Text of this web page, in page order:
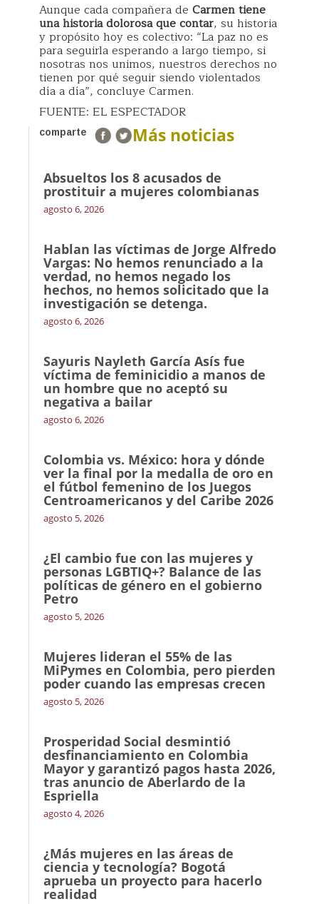
Aunque cada compañera de Carmen tiene
una historia dolorosa que contar, su historia
y propósito hoy es colectivo: “La paz no es
para seguirla esperando a largo tiempo, si
nosotras nos unimos, nuestros derechos no
tienen por qué seguir siendo violentados
día a día”, concluye Carmen.
FUENTE: EL ESPECTADOR
comparte Más noticias
Absueltos los 8 acusados de
prostituir a mujeres colombianas
agosto 6, 2026
Hablan las víctimas de Jorge Alfredo
Vargas: No hemos renunciado a la
verdad, no hemos negado los
hechos, no hemos solicitado que la
investigación se detenga.
agosto 6, 2026
Sayuris Nayleth García Asís fue
víctima de feminicidio a manos de
un hombre que no aceptó su
negativa a bailar
agosto 6, 2026
Colombia vs. México: hora y dónde
ver la final por la medalla de oro en
el fútbol femenino de los Juegos
Centroamericanos y del Caribe 2026
agosto 5, 2026
¿El cambio fue con las mujeres y
personas LGBTIQ+? Balance de las
políticas de género en el gobierno
Petro
agosto 5, 2026
Mujeres lideran el 55% de las
MiPymes en Colombia, pero pierden
poder cuando las empresas crecen
agosto 5, 2026
Prosperidad Social desmintió
desfinanciamiento en Colombia
Mayor y garantizó pagos hasta 2026,
tras anuncio de Aberlardo de la
Espriella
agosto 4, 2026
¿Más mujeres en las áreas de
ciencia y tecnología? Bogotá
aprueba un proyecto para hacerlo
realidad